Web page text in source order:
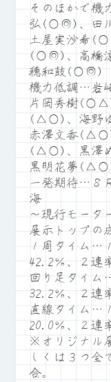
そのほかで機
弘(○◎)、田
土屋実沙希
(○◎)、高橋
穂和鼓(○◎)
機力低調…岩
片岡秀樹
(△○)、海野
赤澤文香
(△○)、黒澤
黒明花夢
一発期待…８
海
～現行モータ
展示トップの
１周タイム…
42.2％、２連
回り足タイム
32.2％、２連
直線タイム…
20.0％、２連
※オリジナル
しくは３つ全
合。